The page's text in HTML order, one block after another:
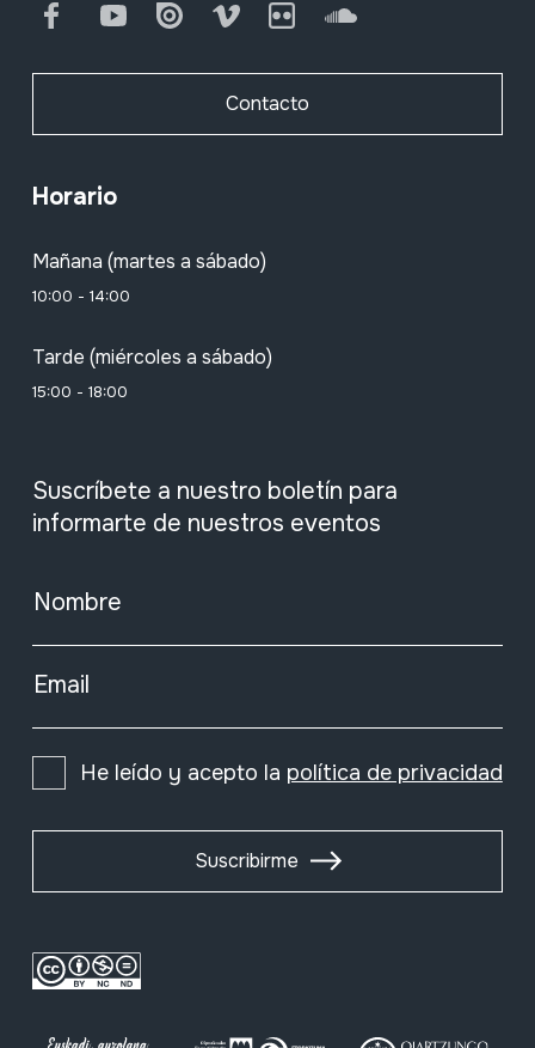
FacebookYoutube Issuu Vimeo Flickr SoundCloud
Contacto
Horario
Mañana (martes a sábado)
10:00 - 14:00
Tarde (miércoles a sábado)
15:00 - 18:00
Suscríbete a nuestro boletín para
informarte de nuestros eventos
Nombre
Email
He leído y acepto la política de privacidad
Suscribirme